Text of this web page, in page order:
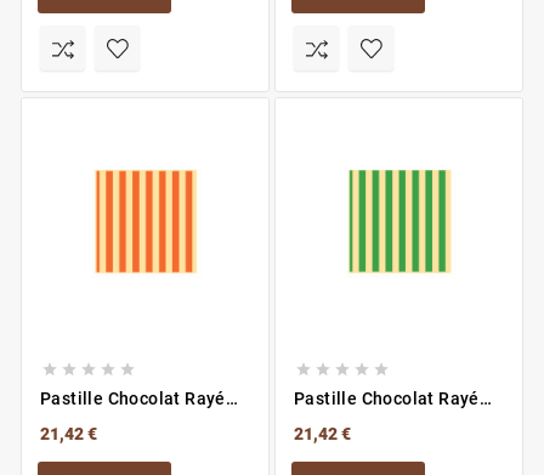
    
Pastille Chocolat Rayé
21,42 €
    
Pastille Chocolat Rayé
21,42 €